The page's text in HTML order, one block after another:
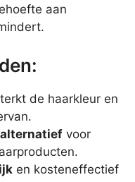
aan
de haarkleur en
voor
en kosteneffectief